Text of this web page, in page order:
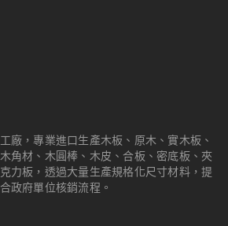
廠，專業進口生產木板、原木、實木板、
角材、木圓棒、木皮、合板、密底板、夾
力板，透過大量生產規格化尺寸材料，提
政府單位核銷流程。